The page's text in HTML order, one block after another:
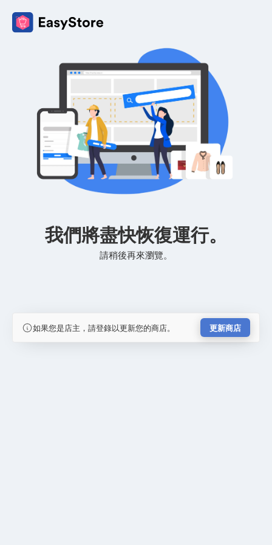
我們將盡快恢復運行。
請稍後再來瀏覽。
如果您是店主，請登錄以更新您的商店。 更新商店